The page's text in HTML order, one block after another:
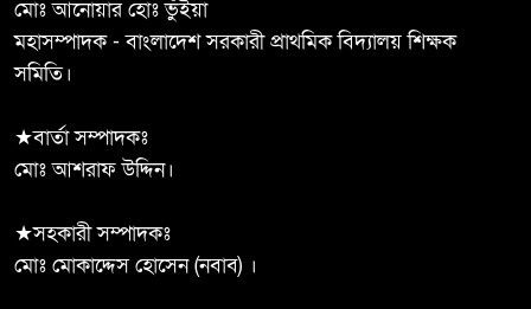
মোঃ আনোয়ার হোঃ ভুঁইয়া
মহাসম্পাদক - বাংলাদেশ সরকারী প্রাথমিক বিদ্যালয় শিক্ষক
সমিতি।
★বার্তা সম্পাদকঃ
মোঃ আশরাফ উদ্দিন।
★সহকারী সম্পাদকঃ
মোঃ মোকাদ্দেস হোসেন (নবাব) ।